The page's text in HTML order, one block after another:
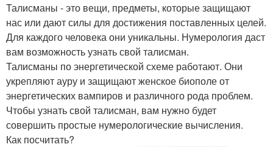
Талисманы - это вещи, предметы, которые защищают
нас или дают силы для достижения поставленных целей.
Для каждого человека они уникальны. Нумерология даст
вам возможность узнать свой талисман.
Талисманы по энергетической схеме работают. Они
укрепляют ауру и защищают женское биополе от
энергетических вампиров и различного рода проблем.
Чтобы узнать свой талисман, вам нужно будет
совершить простые нумерологические вычисления.
Как посчитать?